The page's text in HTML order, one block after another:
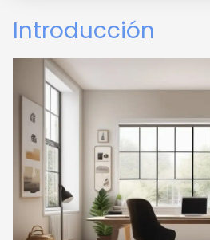
Introducción